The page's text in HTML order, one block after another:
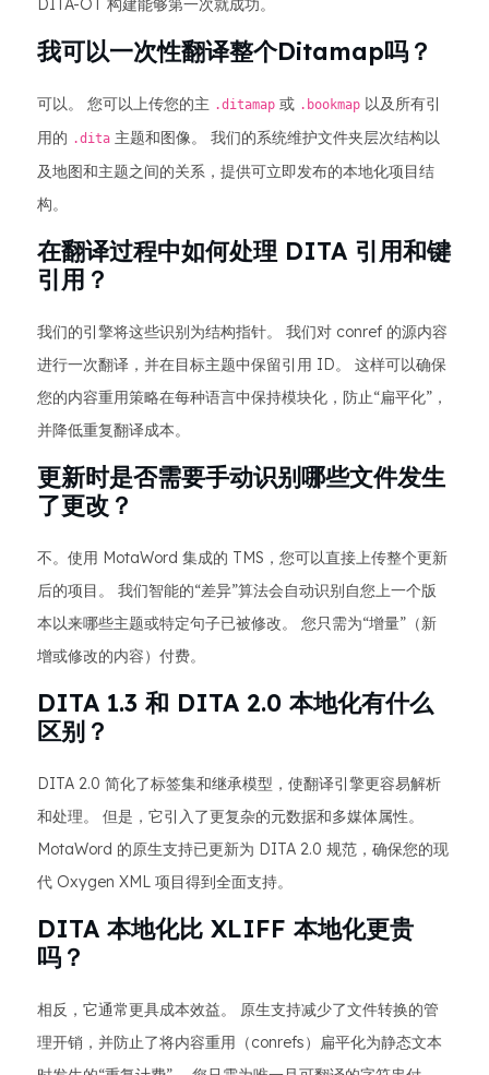
DITA-OT 构建能够第一次就成功。
我可以一次性翻译整个Ditamap吗？
可以。 您可以上传您的主 .ditamap 或 .bookmap 以及所有引
用的 .dita 主题和图像。 我们的系统维护文件夹层次结构以
及地图和主题之间的关系，提供可立即发布的本地化项目结
构。
在翻译过程中如何处理 DITA 引用和键
引用？
我们的引擎将这些识别为结构指针。 我们对 conref 的源内容
进行一次翻译，并在目标主题中保留引用 ID。 这样可以确保
您的内容重用策略在每种语言中保持模块化，防止“扁平化”，
并降低重复翻译成本。
更新时是否需要手动识别哪些文件发生
了更改？
不。使用 MotaWord 集成的 TMS，您可以直接上传整个更新
后的项目。 我们智能的“差异”算法会自动识别自您上一个版
本以来哪些主题或特定句子已被修改。 您只需为“增量”（新
增或修改的内容）付费。
DITA 1.3 和 DITA 2.0 本地化有什么
区别？
DITA 2.0 简化了标签集和继承模型，使翻译引擎更容易解析
和处理。 但是，它引入了更复杂的元数据和多媒体属性。
MotaWord 的原生支持已更新为 DITA 2.0 规范，确保您的现
代 Oxygen XML 项目得到全面支持。
DITA 本地化比 XLIFF 本地化更贵
吗？
相反，它通常更具成本效益。 原生支持减少了文件转换的管
理开销，并防止了将内容重用（conrefs）扁平化为静态文本